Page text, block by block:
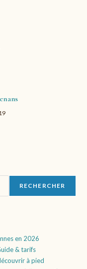
RECHERCHER
en 2026
& tarifs
à pied